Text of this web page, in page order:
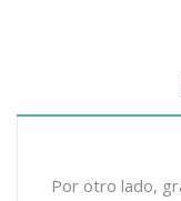
Por otro lado,